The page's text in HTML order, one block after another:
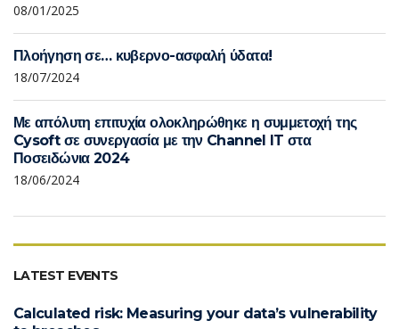
08/01/2025
Πλοήγηση σε… κυβερνο-ασφαλή ύδατα!
18/07/2024
Με απόλυτη επιτυχία ολοκληρώθηκε η συμμετοχή της
Cysoft σε συνεργασία με την Channel IT στα
Ποσειδώνια 2024
18/06/2024
LATEST EVENTS
Calculated risk: Measuring your data’s vulnerability